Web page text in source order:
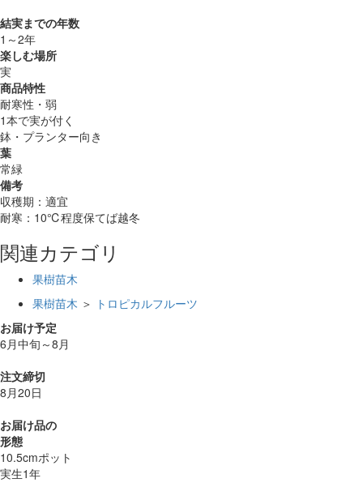
結実までの年数
1～2年
楽しむ場所
実
商品特性
耐寒性・弱
1本で実が付く
鉢・プランター向き
葉
常緑
備考
収穫期：適宜
耐寒：10℃程度保てば越冬
関連カテゴリ
果樹苗木
果樹苗木 ＞ トロピカルフルーツ
お届け予定
6月中旬～8月
注文締切
8月20日
お届け品の
形態
10.5cmポット
実生1年